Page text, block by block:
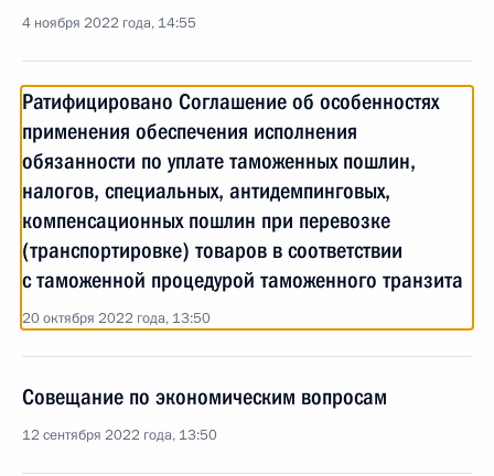
4 ноября 2022 года, 14:55
Ратифицировано Соглашение об особенностях
применения обеспечения исполнения
обязанности по уплате таможенных пошлин,
налогов, специальных, антидемпинговых,
компенсационных пошлин при перевозке
(транспортировке) товаров в соответствии
с таможенной процедурой таможенного транзита
20 октября 2022 года, 13:50
Совещание по экономическим вопросам
12 сентября 2022 года, 13:50